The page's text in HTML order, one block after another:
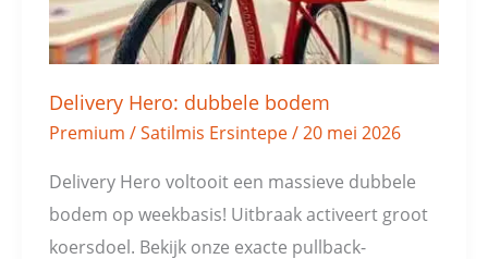
Delivery Hero: dubbele bodem
Premium /Satilmis Ersintepe/20 mei 2026
Delivery Hero voltooit een massieve dubbele
bodem op weekbasis! Uitbraak activeert groot
koersdoel. Bekijk onze exacte pullback-